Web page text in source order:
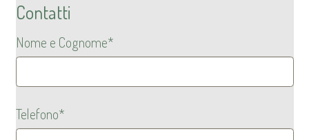
Contatti
Nome e Cognome*
Telefono*